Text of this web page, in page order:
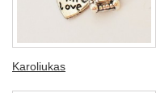
Karoliukas